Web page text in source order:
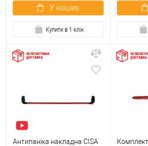
У кошик
Купити в 1 клік
Антипаніка накладна CISA